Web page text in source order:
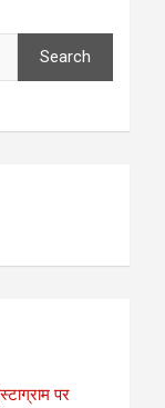
Search
पर